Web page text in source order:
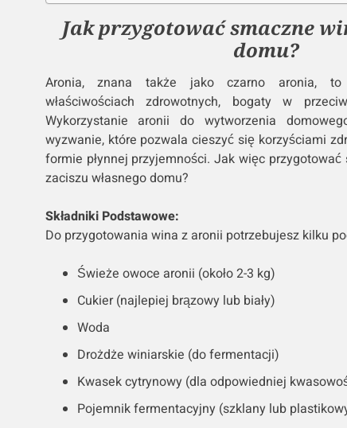
Jak przygotować smaczne
domu?
Aronia, znana także jako czarno aronia, to
właściwościach zdrowotnych, bogaty w
Wykorzystanie aronii do wytworzenia
wyzwanie, które pozwala cieszyć się korzyściami
formie płynnej przyjemności. Jak więc
zaciszu własnego domu?
Składniki Podstawowe:
Do przygotowania wina z aronii potrzebujesz kilku
Świeże owoce aronii (około 2-3 kg)
Cukier (najlepiej brązowy lub biały)
Woda
Drożdże winiarskie (do fermentacji)
Kwasek cytrynowy (dla odpowiedniej
Pojemnik fermentacyjny (szklany lub